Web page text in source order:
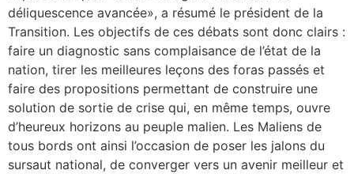
déliquescence avancée», a résumé le président de la
Transition. Les objectifs de ces débats sont donc clairs :
faire un diagnostic sans complaisance de l’état de la
nation, tirer les meilleures leçons des foras passés et
faire des propositions permettant de construire une
solution de sortie de crise qui, en même temps, ouvre
d’heureux horizons au peuple malien. Les Maliens de
tous bords ont ainsi l’occasion de poser les jalons du
sursaut national, de converger vers un avenir meilleur et